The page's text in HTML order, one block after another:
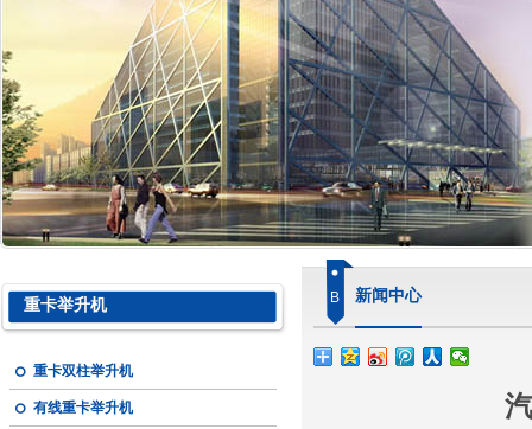
重卡举升机
重卡双柱举升机
有线重卡举升机
B 新闻中心